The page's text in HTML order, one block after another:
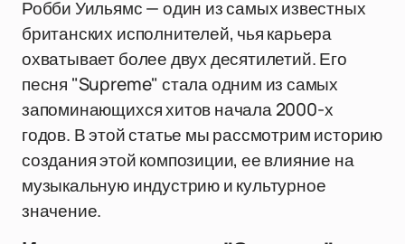
Робби Уильямс — один из самых известных
британских исполнителей, чья карьера
охватывает более двух десятилетий. Его
песня "Supreme" стала одним из самых
запоминающихся хитов начала 2000-х
годов. В этой статье мы рассмотрим историю
создания этой композиции, ее влияние на
музыкальную индустрию и культурное
значение.